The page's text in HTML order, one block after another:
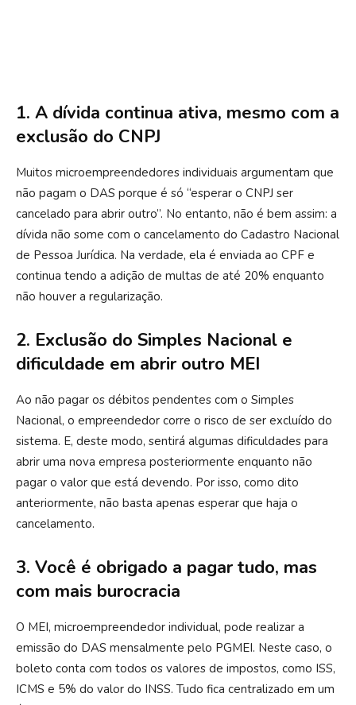
1. A dívida continua ativa, mesmo com a
exclusão do CNPJ
Muitos microempreendedores individuais argumentam que
não pagam o DAS porque é só “esperar o CNPJ ser
cancelado para abrir outro”. No entanto, não é bem assim: a
dívida não some com o cancelamento do Cadastro Nacional
de Pessoa Jurídica. Na verdade, ela é enviada ao CPF e
continua tendo a adição de multas de até 20% enquanto
não houver a regularização.
2. Exclusão do Simples Nacional e
dificuldade em abrir outro MEI
Ao não pagar os débitos pendentes com o Simples
Nacional, o empreendedor corre o risco de ser excluído do
sistema. E, deste modo, sentirá algumas dificuldades para
abrir uma nova empresa posteriormente enquanto não
pagar o valor que está devendo. Por isso, como dito
anteriormente, não basta apenas esperar que haja o
cancelamento.
3. Você é obrigado a pagar tudo, mas
com mais burocracia
O MEI, microempreendedor individual, pode realizar a
emissão do DAS mensalmente pelo PGMEI. Neste caso, o
boleto conta com todos os valores de impostos, como ISS,
ICMS e 5% do valor do INSS. Tudo fica centralizado em um